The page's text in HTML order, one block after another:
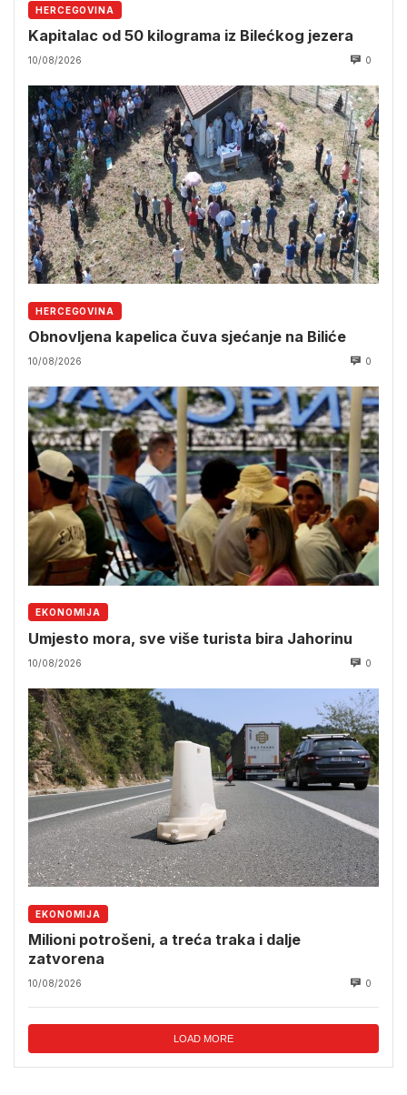
HERCEGOVINA
Kapitalac od 50 kilograma iz Bilećkog jezera
10/08/2026 0
HERCEGOVINA
Obnovljena kapelica čuva sjećanje na Biliće
10/08/2026 0
EKONOMIJA
Umjesto mora, sve više turista bira Jahorinu
10/08/2026 0
EKONOMIJA
Milioni potrošeni, a treća traka i dalje
zatvorena
10/08/2026 0
LOAD MORE